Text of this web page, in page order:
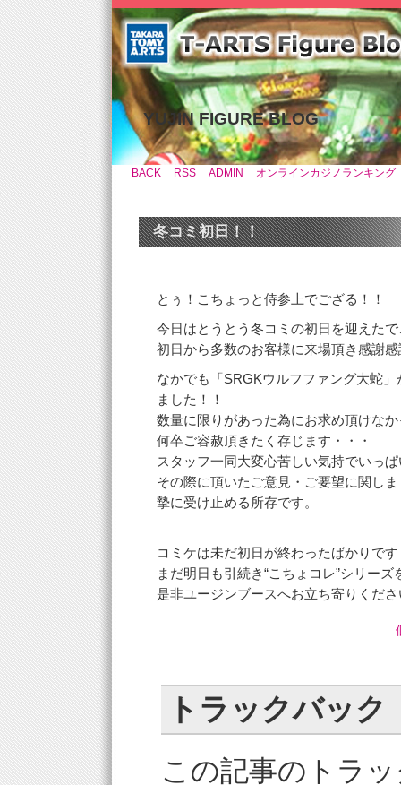
YUJIN FIGURE BLOG
BACK RSS ADMIN オンラインカジノランキング
冬コミ初日！！
とぅ！こちょっと侍参上でござる！！
今日はとうとう冬コミの初日を迎えた
初日から多数のお客様に来場頂き感謝
なかでも「SRGKウルフファング大蛇
ました！！
数量に限りがあった為にお求め頂けな
何卒ご容赦頂きたく存じます・・・
スタッフ一同大変心苦しい気持でいっ
その際に頂いたご意見・ご要望に関し
摯に受け止める所存です。
コミケは未だ初日が終わったばかりです
まだ明日も引続き“こちょコレ”シリー
是非ユージンブースへお立ち寄りくだ
トラックバック
この記事のトラ